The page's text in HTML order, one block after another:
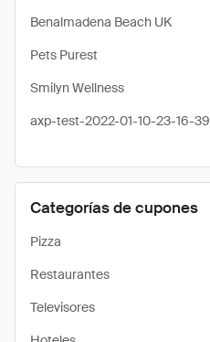
Benalmadena Beach UK
Pets Purest
Smilyn Wellness
axp-test-2022-01-10-23-16-39
Categorías de cupones
Pizza
Restaurantes
Televisores